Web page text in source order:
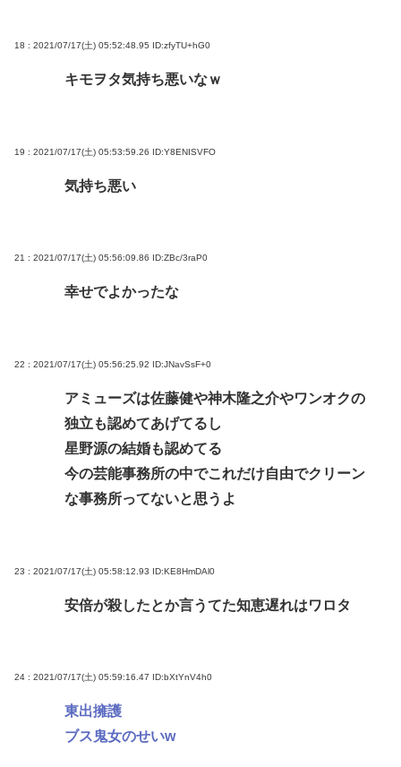
18 : 2021/07/17(土) 05:52:48.95 ID:zfyTU+hG0
キモヲタ気持ち悪いなｗ
19 : 2021/07/17(土) 05:53:59.26 ID:Y8ENISVFO
気持ち悪い
21 : 2021/07/17(土) 05:56:09.86 ID:ZBc/3raP0
幸せでよかったな
22 : 2021/07/17(土) 05:56:25.92 ID:JNavSsF+0
アミューズは佐藤健や神木隆之介やワンオクの
独立も認めてあげてるし
星野源の結婚も認めてる
今の芸能事務所の中でこれだけ自由でクリーン
な事務所ってないと思うよ
23 : 2021/07/17(土) 05:58:12.93 ID:KE8HmDAl0
安倍が殺したとか言うてた知恵遅れはワロタ
24 : 2021/07/17(土) 05:59:16.47 ID:bXtYnV4h0
東出擁護
ブス鬼女のせいw